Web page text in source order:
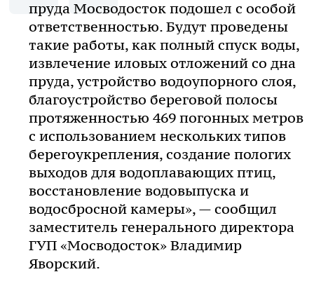
пруда Мосводосток подошел с особой
ответственностью. Будут проведены
такие работы, как полный спуск воды,
извлечение иловых отложений со дна
пруда, устройство водоупорного слоя,
благоустройство береговой полосы
протяженностью 469 погонных метров
с использованием нескольких типов
берегоукрепления, создание пологих
выходов для водоплавающих птиц,
восстановление водовыпуска и
водосбросной камеры», — сообщил
заместитель генерального директора
ГУП «Мосводосток» Владимир
Яворский.